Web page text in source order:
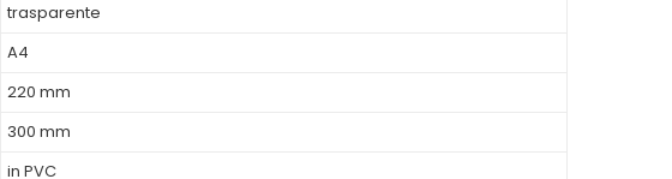
trasparente
A4
220 mm
300 mm
in PVC